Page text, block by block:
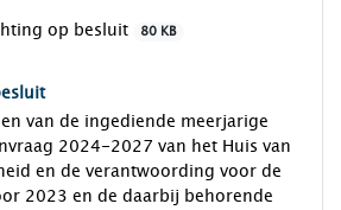
op besluit
80 KB
van de ingediende meerjarige
2024-2027 van het Huis van
en de verantwoording voor de
2023 en de daarbij behorende